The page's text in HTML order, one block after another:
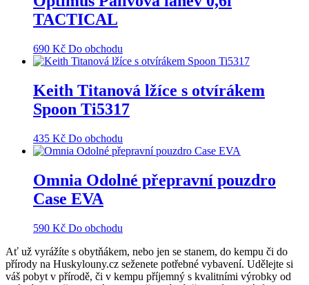
TACTICAL
690 Kč Do obchodu
Keith Titanová lžíce s otvírákem
Spoon Ti5317
435 Kč Do obchodu
Omnia Odolné přepravní pouzdro
Case EVA
590 Kč Do obchodu
Ať už vyrážíte s obytňákem, nebo jen se stanem, do kempu či do
přírody na Huskylouny.cz seženete potřebné vybavení. Udělejte si
váš pobyt v přírodě, či v kempu příjemný s kvalitními výrobky od